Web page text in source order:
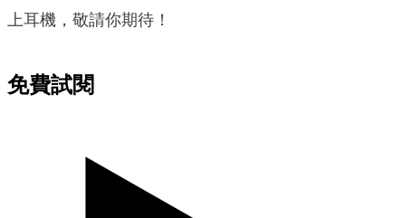
上耳機，敬請你期待！
免費試閱